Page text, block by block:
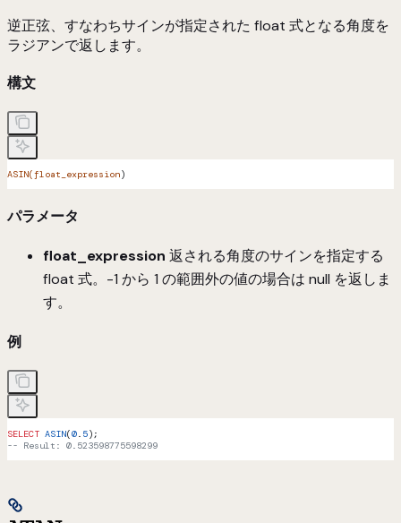
逆正弦、すなわちサインが指定された float 式となる角度を
ラジアンで返します。
構文
ASIN(float_expression)
パラメータ
float_expression 返される角度のサインを指定する
float 式。-1 から 1 の範囲外の値の場合は null を返しま
す。
例
SELECT ASIN(0 5);
-- Result: 0.523598775598299